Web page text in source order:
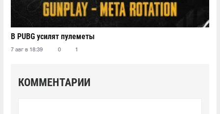
В PUBG усилят пулеметы
7 авг в 18:39 0 1
КОММЕНТАРИИ